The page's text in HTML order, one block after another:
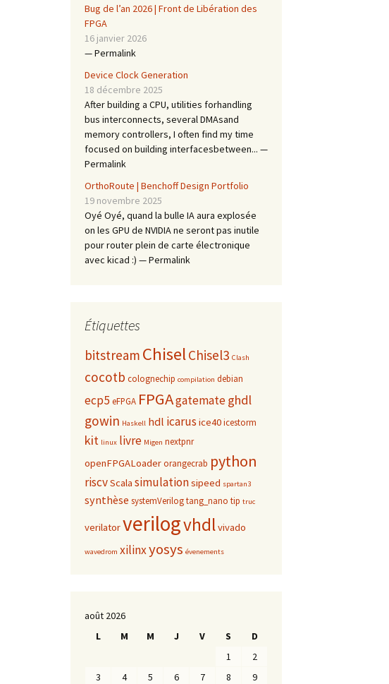
Bug de l’an 2026 | Front de Libération des
FPGA
16 janvier 2026
— Permalink
Device Clock Generation
18 décembre 2025
After building a CPU, utilities forhandling
bus interconnects, several DMAsand
memory controllers, I often find my time
focused on building interfacesbetween... —
Permalink
OrthoRoute | Benchoff Design Portfolio
19 novembre 2025
Oyé Oyé, quand la bulle IA aura explosée
on les GPU de NVIDIA ne seront pas inutile
pour router plein de carte électronique
avec kicad :) — Permalink
Étiquettes
bitstream ChiselChisel3 Clash
cocotb colognechip compilation debian
ecp5eFPGA FPGAgatemateghdl
gowin Haskell hdl icarusice40icestorm
kit linux livre Migen nextpnr
openFPGALoaderorangecrab python
riscvScala simulationsipeed spartan3
synthèse systemVerilogtang_nano tip truc
verilatorverilogvhdlvivado
wavedrom xilinxyosys évenements
août 2026
L
M M J V S
D
1
2
3
4 5 6 7 8 9